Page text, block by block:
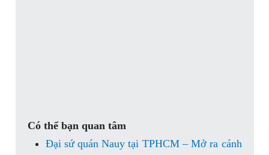
Có thể bạn quan tâm
Đại sứ quán Nauy tại TPHCM – Mở ra cánh